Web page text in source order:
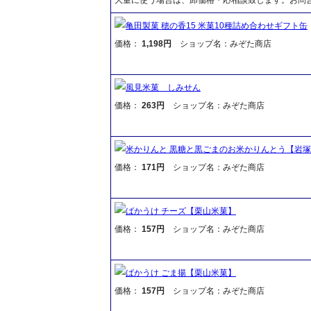
亀田製菓 穂の香15 米菓10種詰め合わせギフト缶
価格： 1,198円 ショップ名：みぞた商店
風見米菓 しみせん
価格： 263円 ショップ名：みぞた商店
米かりんと 黒糖と黒ごまのお米かりんとう【岩
価格： 171円 ショップ名：みぞた商店
ばかうけ チーズ【栗山米菓】
価格： 157円 ショップ名：みぞた商店
ばかうけ ごま揚【栗山米菓】
価格： 157円 ショップ名：みぞた商店